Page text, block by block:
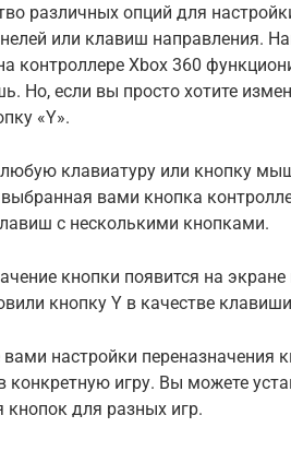
различных опций для
или клавиш направления.
контроллере Xbox 360
Но, если вы просто хотите
«Y».
клавиатуру или кнопку
вами кнопка
с несколькими кнопками.
кнопки появится на
кнопку Y в качестве клавиши
настройки переназначения
конкретную игру. Вы можете
кнопок для разных игр.